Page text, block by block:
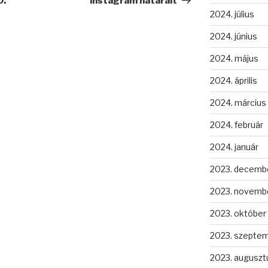
2024. július
2024. június
2024. május
2024. április
2024. március
2024. február
2024. január
2023.
2023.
2023. október
2023.
2023.